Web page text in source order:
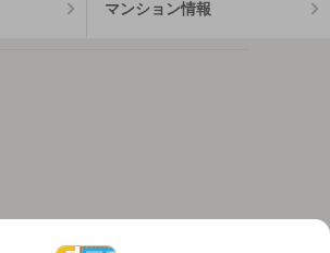
マンション情報